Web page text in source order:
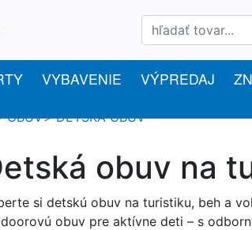
VYBAVENIE VÝPREDAJ
OBUV DETSKÁ OBUV
obuv na
si detskú obuv na turistiku, beh a
obuv pre aktívne deti – s